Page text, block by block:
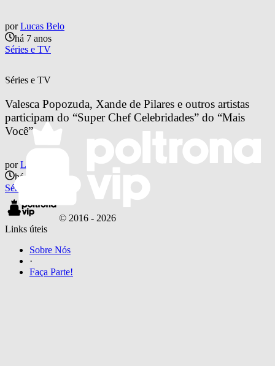
por Lucas Belo
há 7 anos
Séries e TV
Séries e TV
Valesca Popozuda, Xande de Pilares e outros artistas
participam do “Super Chef Celebridades” do “Mais
Você”
por Lucas Belo
há 7 anos
Séries e TV
© 2016 - 2026
Links úteis
Sobre Nós
·
Faça Parte!